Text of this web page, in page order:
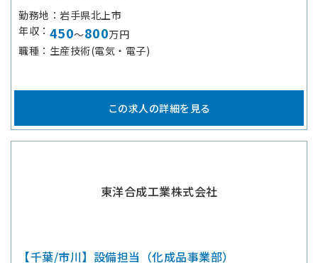
勤務地
岩手県北上市
年収
450～800万円
職種
生産技術(電気・電子)
この求人の詳細を見る
東洋合成工業株式会社
【千葉/市川】設備担当（化成品事業部）